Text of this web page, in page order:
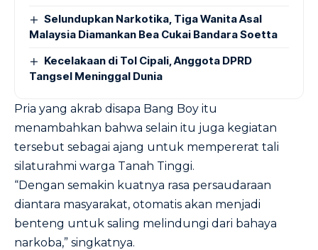
Selundupkan Narkotika, Tiga Wanita Asal
Malaysia Diamankan Bea Cukai Bandara Soetta
Kecelakaan di Tol Cipali, Anggota DPRD
Tangsel Meninggal Dunia
Pria yang akrab disapa Bang Boy itu
menambahkan bahwa selain itu juga kegiatan
tersebut sebagai ajang untuk mempererat tali
silaturahmi warga Tanah Tinggi.
“Dengan semakin kuatnya rasa persaudaraan
diantara masyarakat, otomatis akan menjadi
benteng untuk saling melindungi dari bahaya
narkoba,” singkatnya.